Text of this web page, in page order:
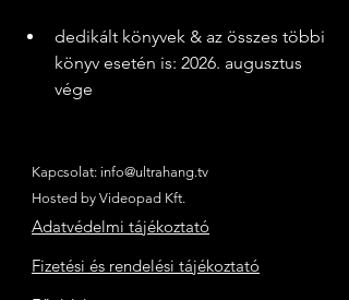
dedikált könyvek & az összes többi
könyv esetén is: 2026. augusztus
vége
Kapcsolat: info@ultrahang.tv
Hosted by Videopad Kft.
Adatvédelmi tájékoztató
Fizetési és rendelési tájékoztató